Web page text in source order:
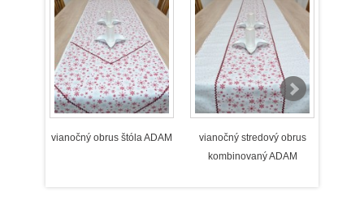
vianočný obrus štóla ADAM
vianočný stredový obrus
kombinovaný ADAM